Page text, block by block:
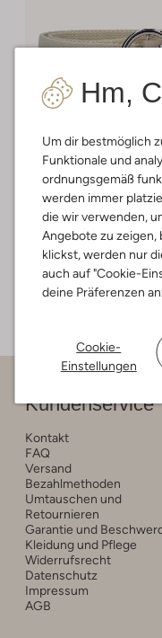
Hm,
Um dir bestmöglich
Funktionale und
ordnungsgemäß
werden immer
die wir verwenden,
Angebote zu zeigen,
klickst, werden nur
auch auf "Cookie-
deine Präferenzen
Cookie-
Einstellungen
Wysh
Gürtel
€ 12,95 € 8,95
+ mehr farben
Kundenservice
Kontakt
FAQ
Versand
Bezahlmethoden
Umtauschen und
Retournieren
Garantie und
Kleidung und Pflege
Widerrufsrecht
Datenschutz
Impressum
AGB